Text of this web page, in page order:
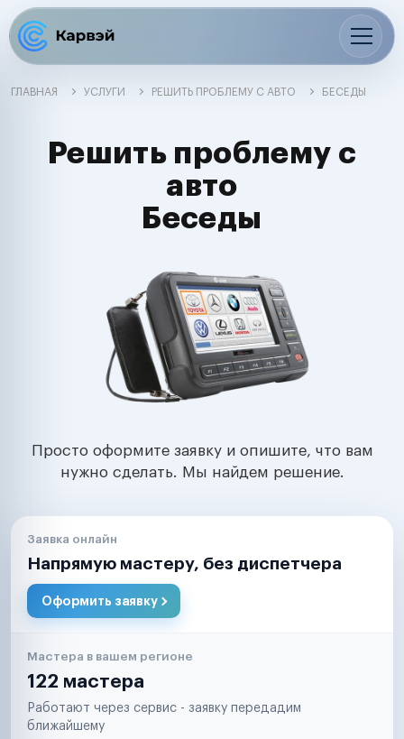
ГЛАВНАЯ УСЛУГИ РЕШИТЬ ПРОБЛЕМУ С АВТО БЕСЕДЫ
Решить проблему с
авто
Беседы
Просто оформите заявку и опишите, что вам
нужно сделать. Мы найдем решение.
Заявка онлайн
Напрямую мастеру, без диспетчера
Оформить заявку
Мастера в вашем регионе
122 мастера
Работают через сервис - заявку передадим
ближайшему